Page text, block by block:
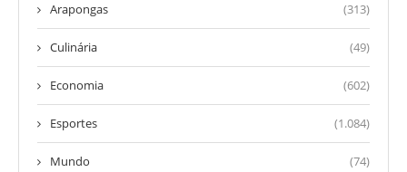
Arapongas (313)
Culinária (49)
Economia (602)
Esportes (1.084)
Mundo (74)